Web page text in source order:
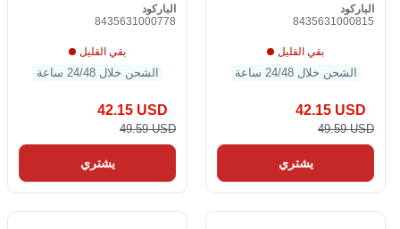
الباركود
8435631000778
بقي القليل
الشحن خلال 24/48 ساعة
42.15 USD
49.59 USD
يشتري
الباركود
8435631000815
بقي القليل
الشحن خلال 24/48 ساعة
42.15 USD
49.59 USD
يشتري